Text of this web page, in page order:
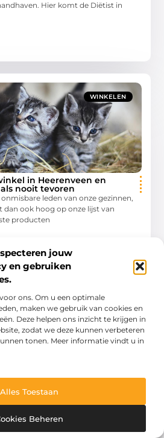
jouw
en gebruiken
ons. Om u een optimale
maken we gebruik van cookies en
Deze helpen ons inzicht te krijgen in
zodat we deze kunnen verbeteren
tonen. Meer informatie vindt u in
Alles Toestaan
Beheren
Hier komt de Diëtist in
WINKELEN
in Heerenveen en
nooit tevoren
leden van onze gezinnen,
dan ook hoog op onze lijst van
producten
WINKELEN
waard is
huisdier hebt of erover nadenkt om er